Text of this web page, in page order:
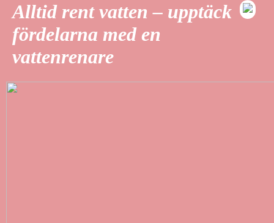
Alltid rent vatten – upptäck
fördelarna med en
vattenrenare